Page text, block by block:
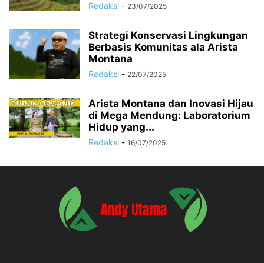
Redaksi - 23/07/2025
Strategi Konservasi Lingkungan
Berbasis Komunitas ala Arista
Montana
Redaksi - 22/07/2025
Arista Montana dan Inovasi Hijau
di Mega Mendung: Laboratorium
Hidup yang...
Redaksi - 16/07/2025